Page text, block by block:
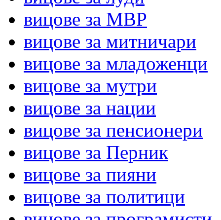
вицове за МВР
вицове за митничари
вицове за младоженци
вицове за мутри
вицове за нации
вицове за пенсионери
вицове за Перник
вицове за пияни
вицове за политици